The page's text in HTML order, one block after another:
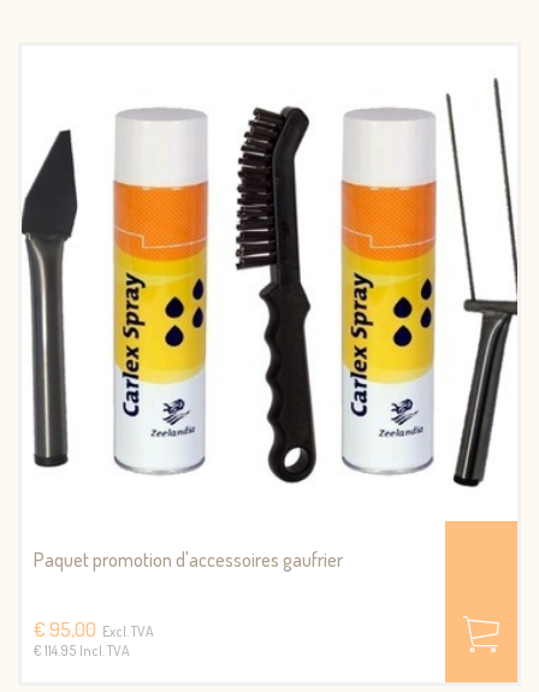
Paquet promotion d'accessoires gaufrier
€ 95,00 Excl. TVA
€ 114.95 Incl. TVA